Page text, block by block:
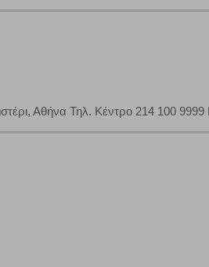
Αθήνα Τηλ. Κέντρο 214 100
στοχευμένες διαφημίσεις μας σε
μας, ώστε να μπορούμε να
χρήστη και το χρόνο παραμονής του. Οι
δεν θα γνωρίζουμε πότε έχετε
ωστόσο τη δυνατότητα να ρυθμίσετε το